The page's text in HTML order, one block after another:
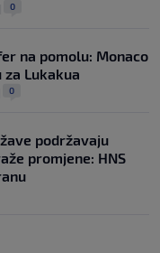
0
na pomolu: Monaco
Lukakua
0
podržavaju
promjene: HNS